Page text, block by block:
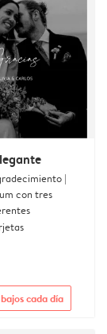
|
con tres
cada día